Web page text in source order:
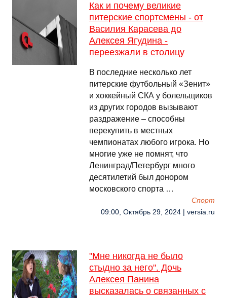
Как и почему великие
питерские спортсмены - от
Василия Карасева до
Алексея Ягудина -
переезжали в столицу
В последние несколько лет
питерские футбольный «Зенит»
и хоккейный СКА у болельщиков
из других городов вызывают
раздражение – способны
перекупить в местных
чемпионатах любого игрока. Но
многие уже не помнят, что
Ленинград/Петербург много
десятилетий был донором
московского спорта …
Спорт
09:00, Октябрь 29, 2024 | versia.ru
"Мне никогда не было
стыдно за него". Дочь
Алексея Панина
высказалась о связанных с